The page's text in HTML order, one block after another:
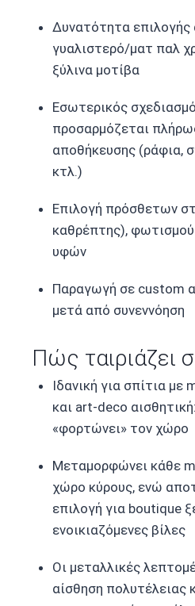
Δυνατότητα επιλογής
γυαλιστερό/ματ παλ
ξύλινα μοτίβα
Εσωτερικός
προσαρμόζεται
αποθήκευσης (ράφια,
κτλ.)
Επιλογή πρόσθετων
καθρέπτης), φωτισμού
υφών
Παραγωγή σε custom
μετά από συνεννόηση
Πώς ταιριάζει
Ιδανική για σπίτια με
και art-deco
«φορτώνει» τον χώρο
Μεταμορφώνει κάθε
χώρο κύρους, ενώ
επιλογή για boutique
ενοικιαζόμενες βίλες
Οι μεταλλικές
αίσθηση πολυτέλειας